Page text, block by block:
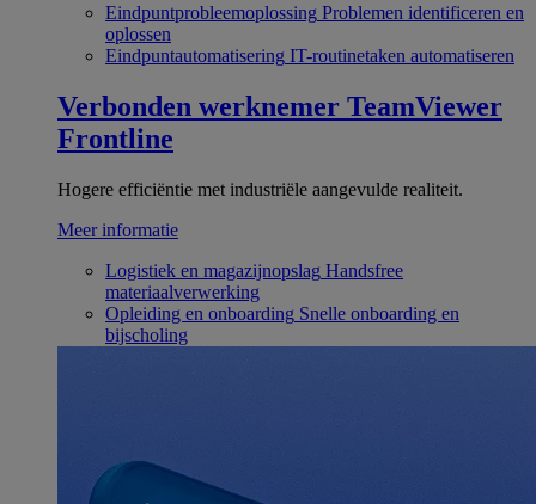
Eindpuntprobleemoplossing Problemen identificeren en
oplossen
Eindpuntautomatisering IT-routinetaken automatiseren
Verbonden werknemer TeamViewer
Frontline
Hogere efficiëntie met industriële aangevulde realiteit.
Meer informatie
Logistiek en magazijnopslag Handsfree
materiaalverwerking
Opleiding en onboarding Snelle onboarding en
bijscholing